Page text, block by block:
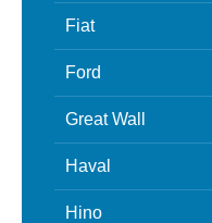
Fiat
Ford
Great Wall
Haval
Hino